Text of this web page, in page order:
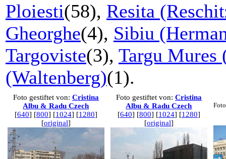
Ploiesti(58), Resita
Gheorghe(4), Sibiu
Targoviste(3), Targu Mures
(Waltenberg)(1).
Foto gestiftet von: Cristina
Albu & Radu Czech
[640] [800] [1024] [1280]
[original]
Foto gestiftet von: Cristina
Albu & Radu Czech
[640] [800] [1024] [1280]
[original]